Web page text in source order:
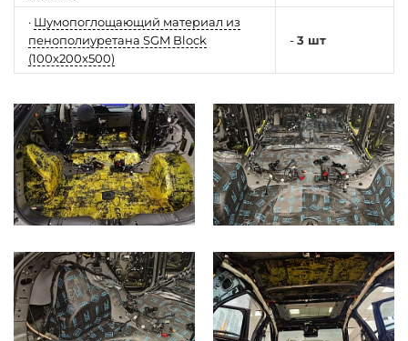
· Шумопоглощающий материал из
пенополиуретана SGM Block
(100x200x500)
-3 шт